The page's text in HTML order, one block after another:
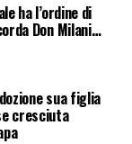
ha l’ordine di
Don Milani…
sua figlia
cresciuta